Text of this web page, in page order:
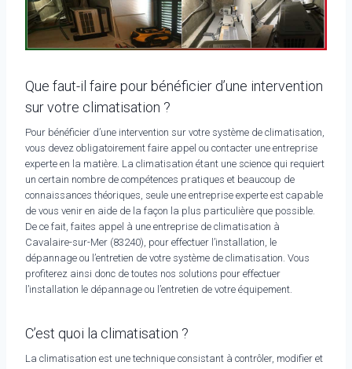
Que faut-il faire pour bénéficier d’une intervention
sur votre climatisation ?
Pour bénéficier d’une intervention sur votre système de climatisation,
vous devez obligatoirement faire appel ou contacter une entreprise
experte en la matière. La climatisation étant une science qui requiert
un certain nombre de compétences pratiques et beaucoup de
connaissances théoriques, seule une entreprise experte est capable
de vous venir en aide de la façon la plus particulière que possible.
De ce fait, faites appel à une entreprise de climatisation à
Cavalaire-sur-Mer (83240), pour effectuer l’installation, le
dépannage ou l’entretien de votre système de climatisation. Vous
profiterez ainsi donc de toutes nos solutions pour effectuer
l’installation le dépannage ou l’entretien de votre équipement.
C’est quoi la climatisation ?
La climatisation est une technique consistant à contrôler, modifier et